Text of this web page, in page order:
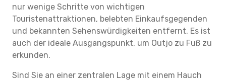
nur wenige Schritte von wichtigen
Touristenattraktionen, belebten Einkaufsgegenden
und bekannten Sehenswürdigkeiten entfernt. Es ist
auch der ideale Ausgangspunkt, um Outjo zu Fuß zu
erkunden.
Sind Sie an einer zentralen Lage mit einem Hauch